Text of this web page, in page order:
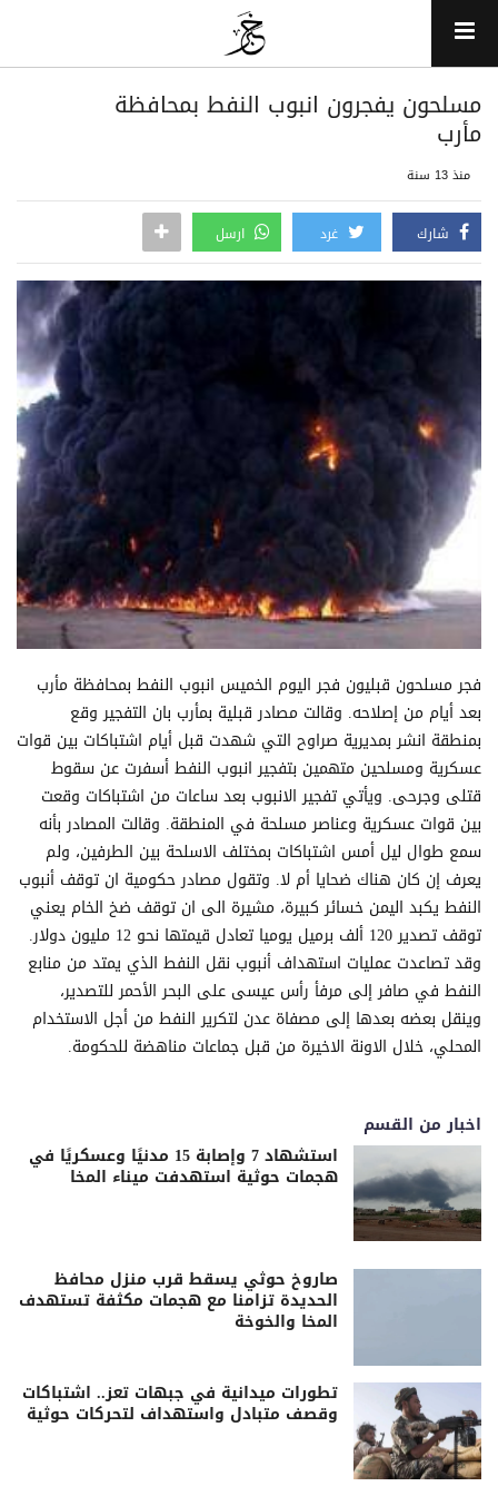
مسلحون يفجرون انبوب النفط بمحافظة
مأرب
منذ 13 سنة
شارك غرد ارسل
فجر مسلحون قبليون فجر اليوم الخميس انبوب النفط بمحافظة مأرب
بعد أيام من إصلاحه. وقالت مصادر قبلية بمأرب بان التفجير وقع
بمنطقة انشر بمديرية صراوح التي شهدت قبل أيام اشتباكات بين قوات
عسكرية ومسلحين متهمين بتفجير انبوب النفط أسفرت عن سقوط
قتلى وجرحى. ويأتي تفجير الانبوب بعد ساعات من اشتباكات وقعت
بين قوات عسكرية وعناصر مسلحة في المنطقة. وقالت المصادر بأنه
سمع طوال ليل أمس اشتباكات بمختلف الاسلحة بين الطرفين، ولم
يعرف إن كان هناك ضحايا أم لا. وتقول مصادر حكومية ان توقف أنبوب
النفط يكبد اليمن خسائر كبيرة، مشيرة الى ان توقف ضخ الخام يعني
توقف تصدير 120 ألف برميل يوميا تعادل قيمتها نحو 12 مليون دولار.
وقد تصاعدت عمليات استهداف أنبوب نقل النفط الذي يمتد من منابع
النفط في صافر إلى مرفأ رأس عيسى على البحر الأحمر للتصدير،
وينقل بعضه بعدها إلى مصفاة عدن لتكرير النفط من أجل الاستخدام
المحلي، خلال الاونة الاخيرة من قبل جماعات مناهضة للحكومة.
اخبار من القسم
استشهاد 7 وإصابة 15 مدنيًا وعسكريًا في
هجمات حوثية استهدفت ميناء المخا
صاروخ حوثي يسقط قرب منزل محافظ
الحديدة تزامنا مع هجمات مكثفة تستهدف
المخا والخوخة
تطورات ميدانية في جبهات تعز.. اشتباكات
وقصف متبادل واستهداف لتحركات حوثية